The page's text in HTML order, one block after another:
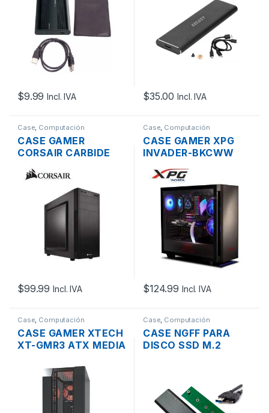
$9.99 Incl. IVA $35.00 Incl. IVA
Case, Computación
CASE GAMER
CORSAIR CARBIDE
TORRE SIN FUENTE
$99.99 Incl. IVA
Case, Computación
CASE GAMER XPG
INVADER-BKCWW
VENTILADORES
NEGRO CON LUZ
ARGB CON TAPA
TRASLUCIDA SIN
FUENTE
$124.99 Incl. IVA
Case, Computación
CASE GAMER XTECH
XT-GMR3 ATX MEDIA
TAPA TRASLUCIDA
SIN FUENTE
Case, Computación
CASE NGFF PARA
DISCO SSD M.2